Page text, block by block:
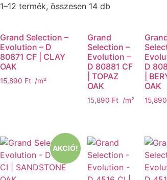
1–12 termék, összesen 14 db
Grand Selection –
Evolution – D
80871 CF | CLAY
OAK
15,890 Ft /m²
Grand
Selection –
Evolution –
D 80881 CF
| TOPAZ
OAK
15,890 Ft /m²
D
|
OAK
15,890
AKCIÓ!